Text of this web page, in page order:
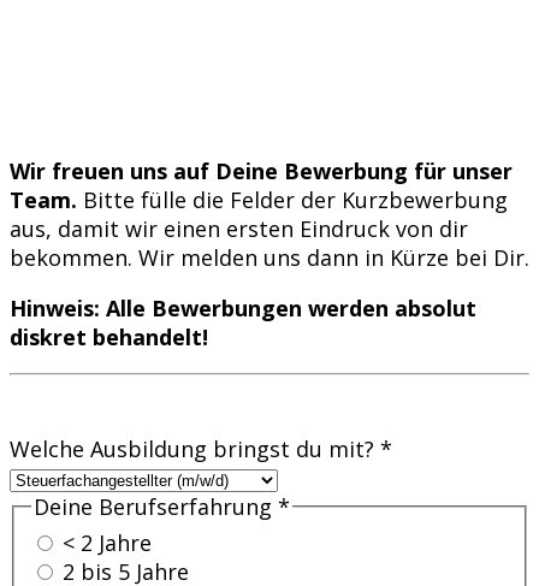
Wir freuen uns auf Deine Bewerbung für unser
Team. Bitte fülle die Felder der Kurzbewerbung
aus, damit wir einen ersten Eindruck von dir
bekommen. Wir melden uns dann in Kürze bei Dir.
Hinweis: Alle Bewerbungen werden absolut
diskret behandelt!
Welche Ausbildung bringst du mit? *
Deine Berufserfahrung *
< 2 Jahre
2 bis 5 Jahre